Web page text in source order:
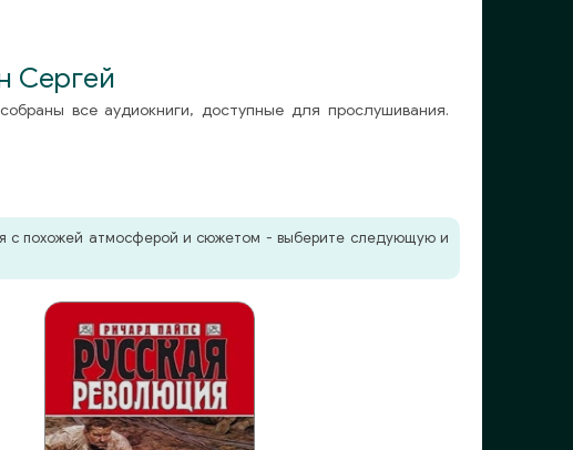
Сергей
все аудиокниги, доступные для прослушивания.
с похожей атмосферой и сюжетом - выберите следующую и